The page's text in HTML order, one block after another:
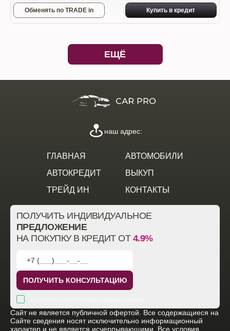
Обменять по TRADE in Купить в кредит
ЕЩЁ
ГЛАВНАЯ
АВТОМОБИЛИ
АВТОКРЕДИТ
ВЫКУП
ТРЕЙД ИН
КОНТАКТЫ
наш адрес:
ПОЛУЧИТЬ ИНДИВИДУАЛЬНОЕ
ПРЕДЛОЖЕНИЕ
НА ПОКУПКУ В КРЕДИТ ОТ 4.9%
ПОЛУЧИТЬ КОНСУЛЬТАЦИЮ
Cайт не является публичной офертой. Все содержащиеся на
Сайте сведения носят исключительно информационный
характер и не является исчерпывающими. Все условия